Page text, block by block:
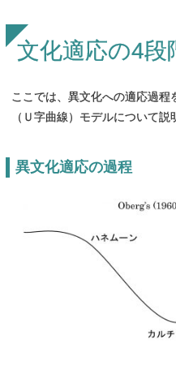
文化適応の4段
ここでは、 異文化への適応過程
（Ｕ字曲線） モデルについて説
異文化適応の過程